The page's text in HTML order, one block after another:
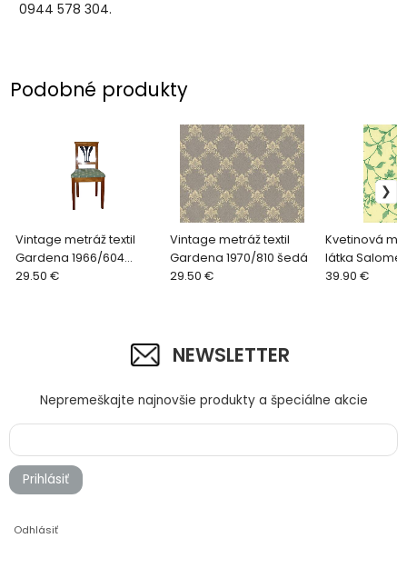
0944 578 304.
Podobné produkty
Vintage metráž textil
Gardena 1966/604
zelená
29.50 €
Vintage metráž textil
Gardena 1970/810 šedá
29.50 €
Kvetinová
látka Salome
39.90 €
NEWSLETTER
Nepremeškajte najnovšie produkty a špeciálne akcie
Prihlásiť
Odhlásiť